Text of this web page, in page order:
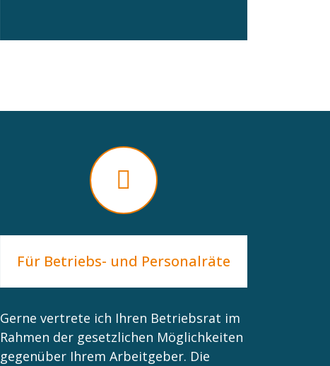
Für Betriebs- und Personalräte
Gerne vertrete ich Ihren Betriebsrat im
Rahmen der gesetzlichen Möglichkeiten
gegenüber Ihrem Arbeitgeber. Die